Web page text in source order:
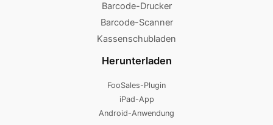
Barcode-Drucker
Barcode-Scanner
Kassenschubladen
Herunterladen
FooSales-Plugin
iPad-App
Android-Anwendung